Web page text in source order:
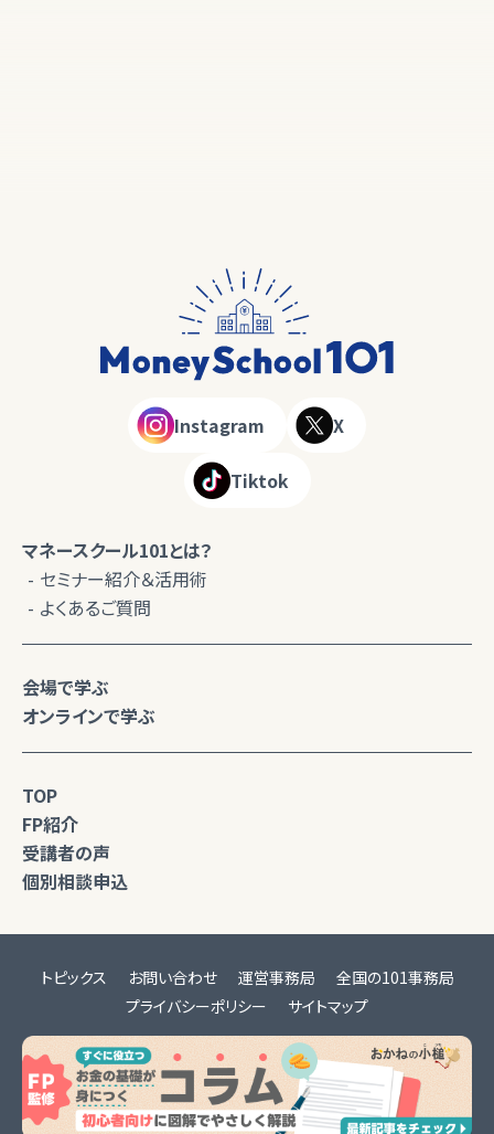
Instagram X
Tiktok
マネースクール101とは？
セミナー紹介＆活用術
よくあるご質問
会場で学ぶ
オンラインで学ぶ
TOP
FP紹介
受講者の声
個別相談申込
トピックス お問い合わせ 運営事務局
全国の101事務局
プライバシーポリシー
サイトマップ